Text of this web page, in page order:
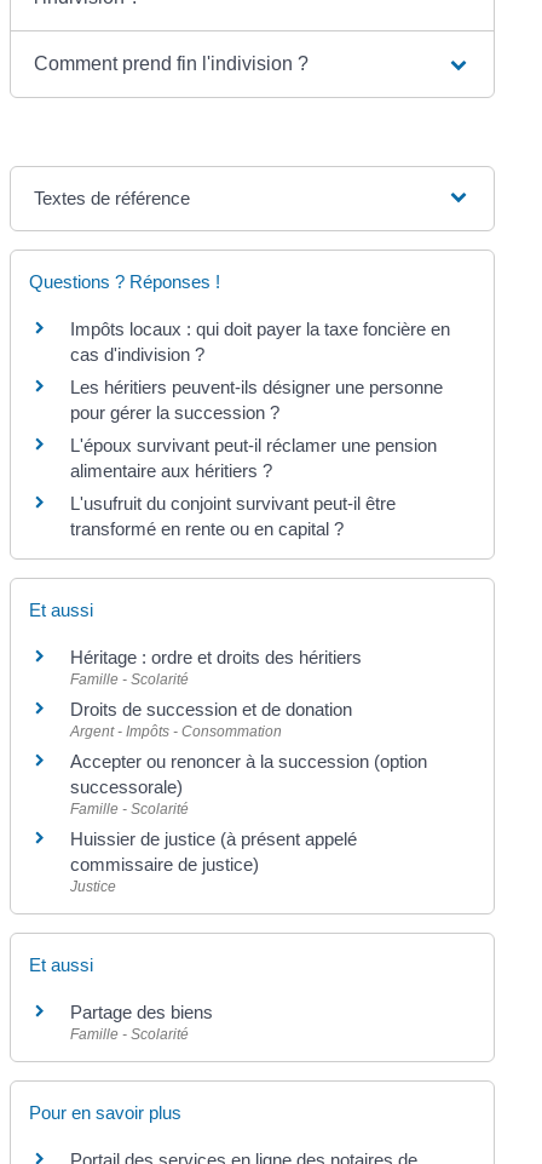
Comment prend fin l'indivision ?
Textes de référence
Questions ? Réponses !
Impôts locaux : qui doit payer la taxe foncière en
cas d'indivision ?
Les héritiers peuvent-ils désigner une personne
pour gérer la succession ?
L'époux survivant peut-il réclamer une pension
alimentaire aux héritiers ?
L'usufruit du conjoint survivant peut-il être
transformé en rente ou en capital ?
Et aussi
Héritage : ordre et droits des héritiers
Famille - Scolarité
Droits de succession et de donation
Argent - Impôts - Consommation
Accepter ou renoncer à la succession (option
successorale)
Famille - Scolarité
Huissier de justice (à présent appelé
commissaire de justice)
Justice
Et aussi
Partage des biens
Famille - Scolarité
Pour en savoir plus